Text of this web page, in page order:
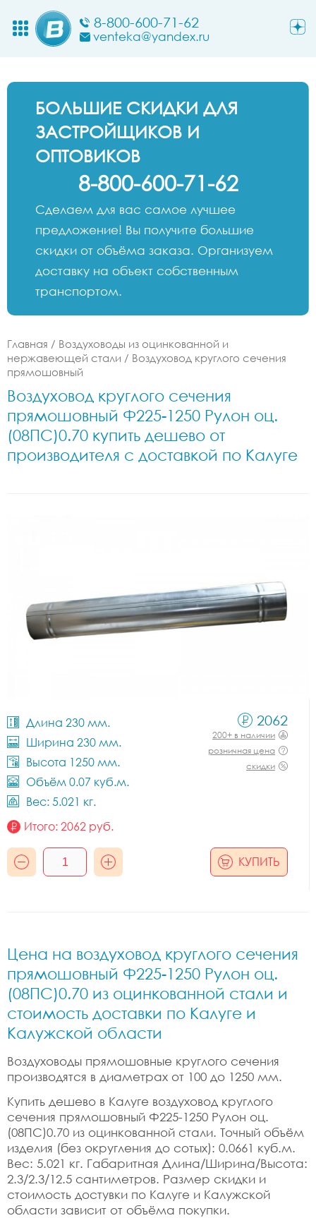
8-800-600-71-62
venteka@yandex.ru
БОЛЬШИЕ СКИДКИ ДЛЯ
ЗАСТРОЙЩИКОВ И
ОПТОВИКОВ
8-800-600-71-62
Сделаем для вас самое лучшее
предложение! Вы получите большие
скидки от объёма заказа. Организуем
доставку на объект собственным
транспортом.
Главная / Воздуховоды из оцинкованной и
нержавеющей стали / Воздуховод круглого сечения
прямошовный
Воздуховод круглого сечения
прямошовный Ф225-1250 Рулон оц.
(08ПС)0.70 купить дешево от
производителя с доставкой по Калуге
Длина 230 мм.
Ширина 230 мм.
Высота 1250 мм.
Объём 0.07 куб.м.
Вес: 5.021 кг.
2062
200+ в наличии
розничная цена
скидки
Итого: 2062 руб.
КУПИТЬ
Цена на воздуховод круглого сечения
прямошовный Ф225-1250 Рулон оц.
(08ПС)0.70 из оцинкованной стали и
стоимость доставки по Калуге и
Калужской области
Воздуховоды прямошовные круглого сечения
производятся в диаметрах от 100 до 1250 мм.
Купить дешево в Калуге воздуховод круглого
сечения прямошовный Ф225-1250 Рулон оц.
(08ПС)0.70 из оцинкованной стали. Точный объём
изделия (без округления до сотых): 0.0661 куб.м.
Вес: 5.021 кг. Габаритная Длина/Ширина/Высота:
2.3/2.3/12.5 сантиметров. Размер скидки и
стоимость достувки по Калуге и Калужской
области зависит от объёма покупки.